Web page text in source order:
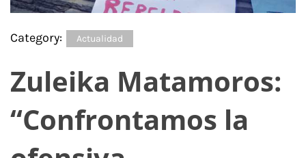
Category: Actualidad
Zuleika Matamoros:
“Confrontamos la